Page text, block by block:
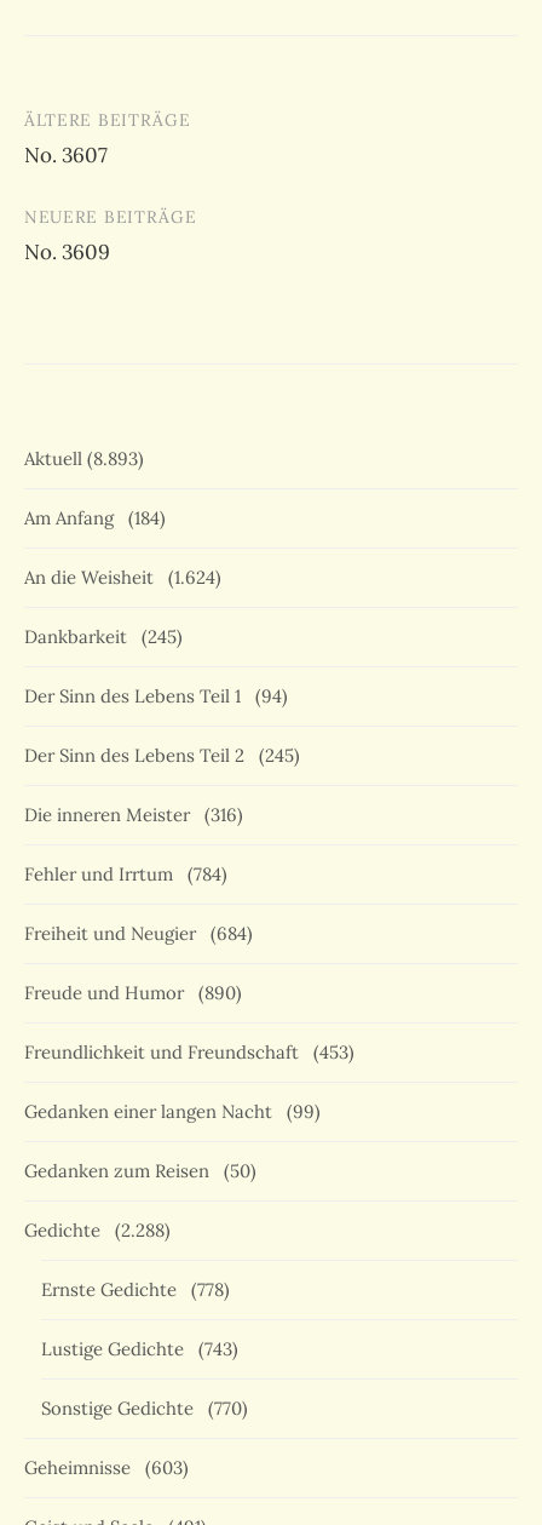
Beitragsnavigation
ÄLTERE BEITRÄGE
No. 3607
NEUERE BEITRÄGE
No. 3609
Aktuell (8.893)
Am Anfang (184)
An die Weisheit (1.624)
Dankbarkeit (245)
Der Sinn des Lebens Teil 1 (94)
Der Sinn des Lebens Teil 2 (245)
Die inneren Meister (316)
Fehler und Irrtum (784)
Freiheit und Neugier (684)
Freude und Humor (890)
Freundlichkeit und Freundschaft (453)
Gedanken einer langen Nacht (99)
Gedanken zum Reisen (50)
Gedichte (2.288)
Ernste Gedichte (778)
Lustige Gedichte (743)
Sonstige Gedichte (770)
Geheimnisse (603)